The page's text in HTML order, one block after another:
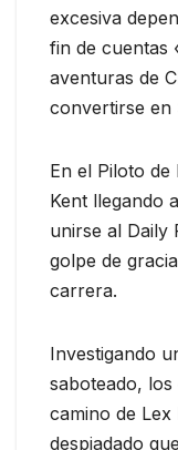
excesiva
fin de cuentas
aventuras de
convertirse en
En el Piloto de
Kent llegando
unirse al Daily
golpe de
carrera.
Investigando
saboteado,
camino de
despiadado